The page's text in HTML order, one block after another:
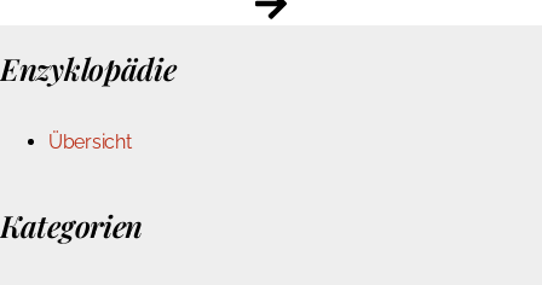
Enzyklopädie
Übersicht
Kategorien